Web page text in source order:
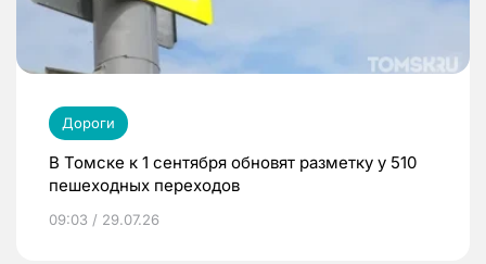
Дороги
В Томске к 1 сентября обновят разметку у 510
пешеходных переходов
09:03 / 29.07.26